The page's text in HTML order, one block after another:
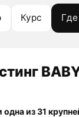
Курс
одна из 31